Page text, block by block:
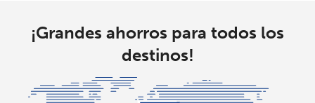
¡Grandes ahorros para todos los
destinos!